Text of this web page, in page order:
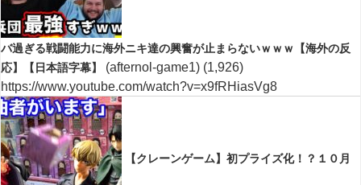
バ過ぎる戦闘能力に海外ニキ達の興奮が止まらないｗｗｗ【海外の反
応】【日本語字幕】
(afternol-game1) (1,926)
https://www.youtube.com/watch?v=x9fRHiasVg8
【クレーンゲーム】初プライズ化！？１０月